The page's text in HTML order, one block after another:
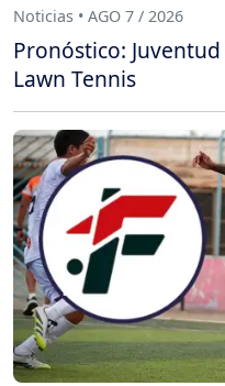
Noticias • AGO 7 / 2026
Pronóstico:
Lawn Tennis